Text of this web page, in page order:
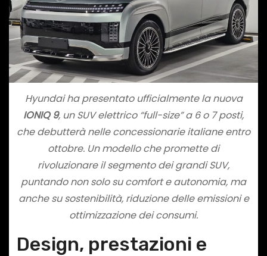
Hyundai ha presentato ufficialmente la nuova
IONIQ 9, un SUV elettrico “full-size” a 6 o 7 posti,
che debutterà nelle concessionarie italiane entro
ottobre. Un modello che promette di
rivoluzionare il segmento dei grandi SUV,
puntando non solo su comfort e autonomia, ma
anche su sostenibilità, riduzione delle emissioni e
ottimizzazione dei consumi.
Design, prestazioni e